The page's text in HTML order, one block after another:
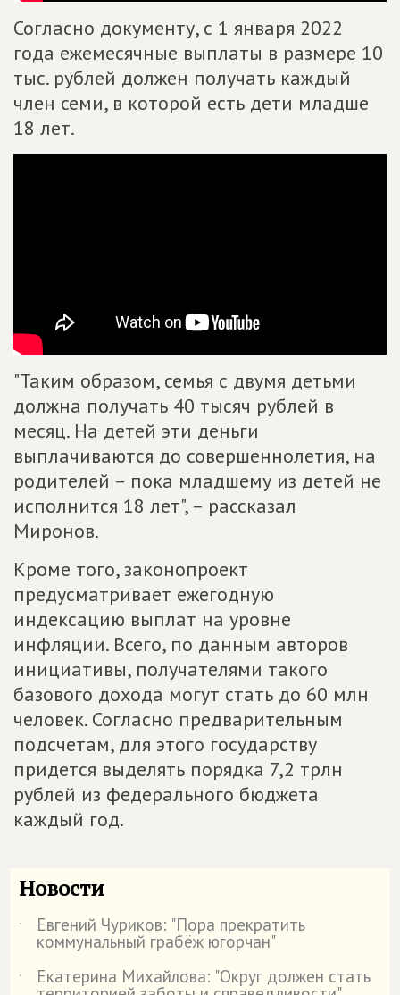
Согласно документу, с 1 января 2022
года ежемесячные выплаты в размере 10
тыс. рублей должен получать каждый
член семи, в которой есть дети младше
18 лет.
"Таким образом, семья с двумя детьми
должна получать 40 тысяч рублей в
месяц. На детей эти деньги
выплачиваются до совершеннолетия, на
родителей – пока младшему из детей не
исполнится 18 лет", – рассказал
Миронов.
Кроме того, законопроект
предусматривает ежегодную
индексацию выплат на уровне
инфляции. Всего, по данным авторов
инициативы, получателями такого
базового дохода могут стать до 60 млн
человек. Согласно предварительным
подсчетам, для этого государству
придется выделять порядка 7,2 трлн
рублей из федерального бюджета
каждый год.
Новости
˙ Евгений Чуриков: "Пора прекратить
коммунальный грабёж югорчан"
˙
Екатерина Михайлова: "Округ должен стать